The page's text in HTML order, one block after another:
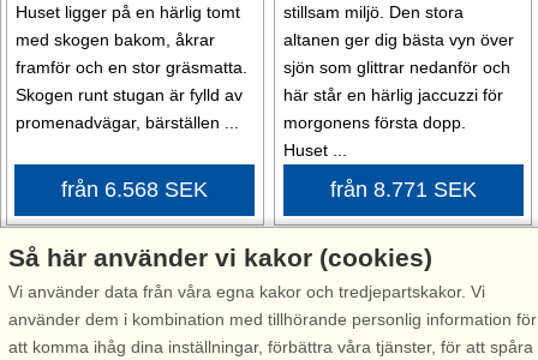
Huset ligger på en härlig tomt
med skogen bakom, åkrar
framför och en stor gräsmatta.
Skogen runt stugan är fylld av
promenadvägar, bärställen ...
från 6.568 SEK
stillsam miljö. Den stora
altanen ger dig bästa vyn över
sjön som glittrar nedanför och
här står en härlig jaccuzzi för
morgonens första dopp.
Huset ...
från 8.771 SEK
Så här använder vi kakor (cookies)
Vi använder data från våra egna kakor och tredjepartskakor. Vi
använder dem i kombination med tillhörande personlig information för
att komma ihåg dina inställningar, förbättra våra tjänster, för att spåra